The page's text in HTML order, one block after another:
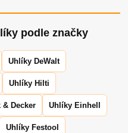
podle značky
Uhlíky DeWalt
Uhlíky Hilti
Decker Uhlíky Einhell
Uhlíky Festool